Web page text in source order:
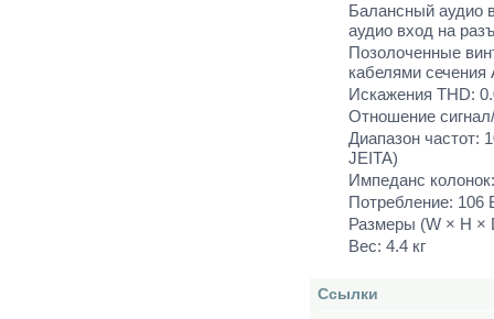
Балансный аудио
аудио вход на
Позолоченные
кабелями
Искажения THD:
Отношение
Диапазон частот:
JEITA)
Импеданс
Потребление: 106
Размеры (W × H ×
Вес: 4.4 кг
Ссылки